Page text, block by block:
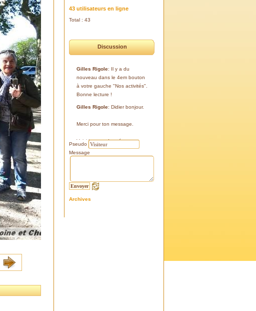
43 utilisateurs en ligne
Total : 43
Discussion
Gilles Rigole: Il y a du
nouveau dans le 4em bouton
à votre gauche "Nos activités".
Bonne lecture !
Gilles Rigole: Didier bonjour.
Merci pour ton message.
Voici les coordonnées:
43°38'48'' N
Si tu le peux, le veux, notre
l'Eissame, fait une sortie le
Pseudo
Message
Archives